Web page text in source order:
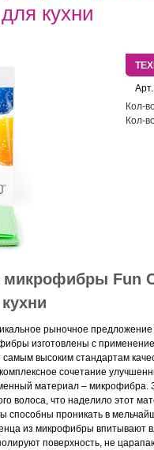
кухни
Арт.
Кол-
Кол-
микрофибры Fun
рыночное предложение
изготовлены с
высоким стандартам
сочетание
материал – микрофибра.
волоса, что наделило этот
проникать в
из микрофибры впитывают
поверхность, не